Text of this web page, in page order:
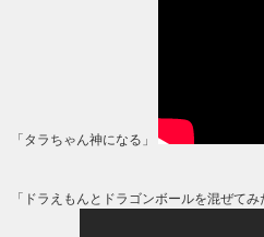
「タラちゃん神になる」
「ドラえもんとドラゴンボールを混ぜてみ